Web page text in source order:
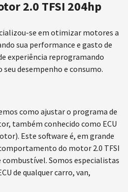
2.0 TFSI 204hp
se em otimizar motores a
sua performance e gasto de
experiência reprogramando
desempenho e consumo.
como ajustar o programa de
também conhecido como ECU
Este software é, em grande
do motor 2.0 TFSI
combustível. Somos especialistas
de qualquer carro, van,